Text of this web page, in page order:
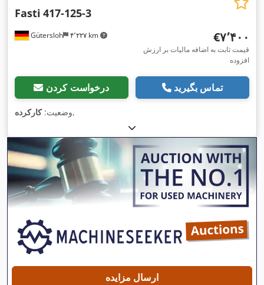
Gütersloh ۴٬۲۲۷ km
Fasti 417-125-3
‎€۷٬۴۰۰
قیمت ثابت به اضافه مالیات بر ارزش
افزوده
درخواست کردن تماس بگیرید
وضعیت:کارکرده ,
ارسال مزایده